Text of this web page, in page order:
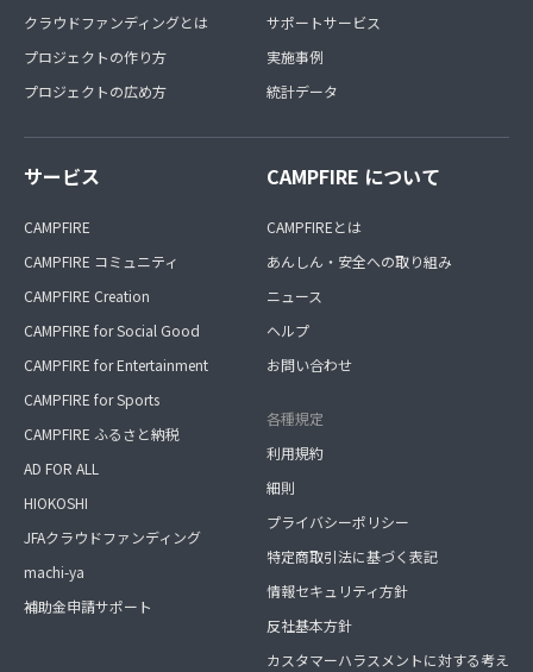
クラウドファンディングとは
プロジェクトの作り方
プロジェクトの広め方
サポートサービス
実施事例
統計データ
サービス
CAMPFIRE
CAMPFIRE コミュニティ
CAMPFIRE Creation
CAMPFIRE for Social Good
CAMPFIRE for Entertainment
CAMPFIRE for Sports
CAMPFIRE ふるさと納税
AD FOR ALL
HIOKOSHI
JFAクラウドファンディング
machi-ya
補助金申請サポート
CAMPFIRE について
CAMPFIREとは
あんしん・安全への取り組み
ニュース
ヘルプ
お問い合わせ
各種規定
利用規約
細則
プライバシーポリシー
特定商取引法に基づく表記
情報セキュリティ方針
反社基本方針
カスタマーハラスメントに対する考え